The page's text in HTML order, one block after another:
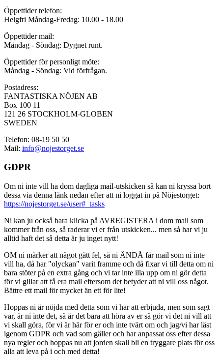
Öppettider telefon:
Helgfri Måndag-Fredag: 10.00 - 18.00
Öppettider mail:
Måndag - Söndag: Dygnet runt.
Öppettider för personligt möte:
Måndag - Söndag: Vid förfrågan.
Postadress:
FANTASTISKA NÖJEN AB
Box 100 11
121 26 STOCKHOLM-GLOBEN
SWEDEN
Telefon: 08-19 50 50
Mail: info@nojestorget.se
GDPR
Om ni inte vill ha dom dagliga mail-utskicken så kan ni kryssa bort
dessa via denna länk nedan efter att ni loggat in på Nöjestorget:
https://nojestorget.se/user#_tasks
Ni kan ju också bara klicka på AVREGISTERA i dom mail som
kommer från oss, så raderar vi er från utskicken... men så har vi ju
alltid haft det så detta är ju inget nytt!
OM ni märker att något gått fel, så ni ÄNDÅ får mail som ni inte
vill ha, då har "olyckan" varit framme och då fixar vi till detta om ni
bara stöter på en extra gång och vi tar inte illa upp om ni gör detta
för vi gillar att få era mail eftersom det betyder att ni vill oss något.
Bättre ett mail för mycket än ett för lite!
Hoppas ni är nöjda med detta som vi har att erbjuda, men som sagt
var, är ni inte det, så är det bara att höra av er så gör vi det ni vill att
vi skall göra, för vi är här för er och inte tvärt om och jag/vi har läst
igenom GDPR och vad som gäller och har anpassat oss efter dessa
nya regler och hoppas nu att jorden skall bli en tryggare plats för oss
alla att leva på i och med detta!